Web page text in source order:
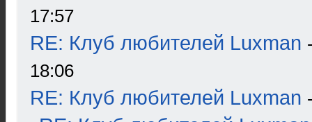
17:57
RE: Клуб любителей Luxman
18:06
RE: Клуб любителей Luxman